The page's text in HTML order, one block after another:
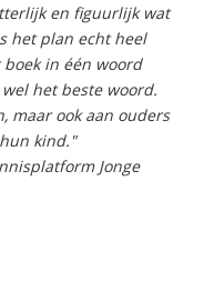
en figuurlijk wat
het plan echt heel
in één woord
wel het beste woord.
maar ook aan ouders
kind."
Jonge